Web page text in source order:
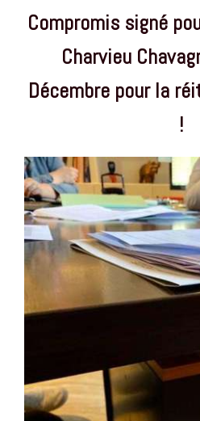
Compromis signé
Charvieu
Décembre pour la
!